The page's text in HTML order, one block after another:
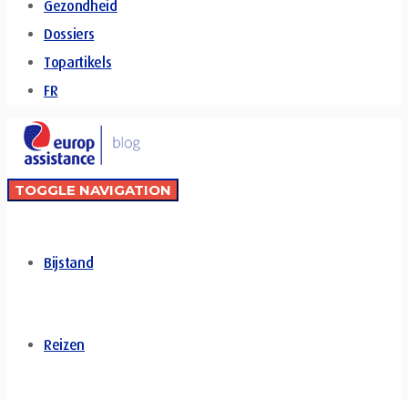
Gezondheid
Dossiers
Topartikels
FR
TOGGLE NAVIGATION
Bijstand
Reizen